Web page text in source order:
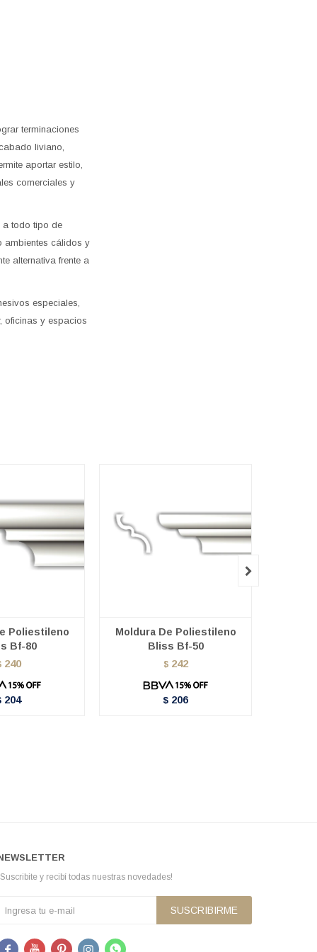
terminaciones
liviano,
aportar estilo,
comerciales y
a todo tipo de
ambientes cálidos y
alternativa frente a
especiales,
oficinas y espacios
Poliestileno
Bf-80
240
204
Moldura De Poliestileno
Bliss Bf-50
$ 242
$ 206

y recibí todas nuestras novedades!
SUSCRIBIRME
    